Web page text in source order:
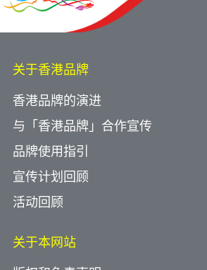
关于香港品牌
香港品牌的演进
与「香港品牌」合作宣传
品牌使用指引
宣传计划回顾
活动回顾
关于本网站